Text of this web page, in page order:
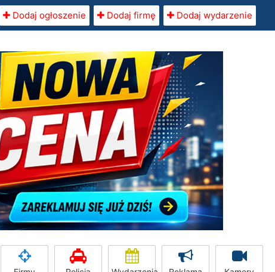
Dodaj ogłoszenie Dodaj firmę Dodaj wydarzenie